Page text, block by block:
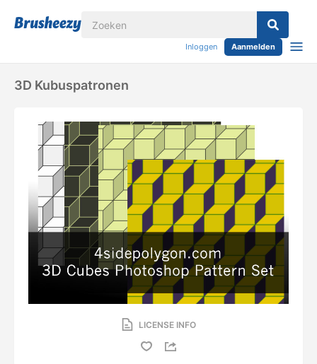
Inloggen Aanmelden
3D Kubuspatronen
LICENSE INFO